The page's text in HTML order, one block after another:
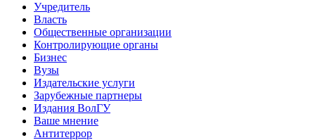
Учредитель
Власть
Общественные организации
Контролирующие органы
Бизнес
Вузы
Издательские услуги
Зарубежные партнеры
Издания ВолГУ
Ваше мнение
Антитеррор